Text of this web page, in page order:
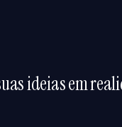
ideias em